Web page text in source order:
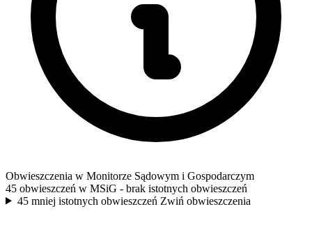
Obwieszczenia w Monitorze Sądowym i Gospodarczym
45 obwieszczeń w MSiG - brak istotnych obwieszczeń
45 mniej istotnych obwieszczeń Zwiń obwieszczenia